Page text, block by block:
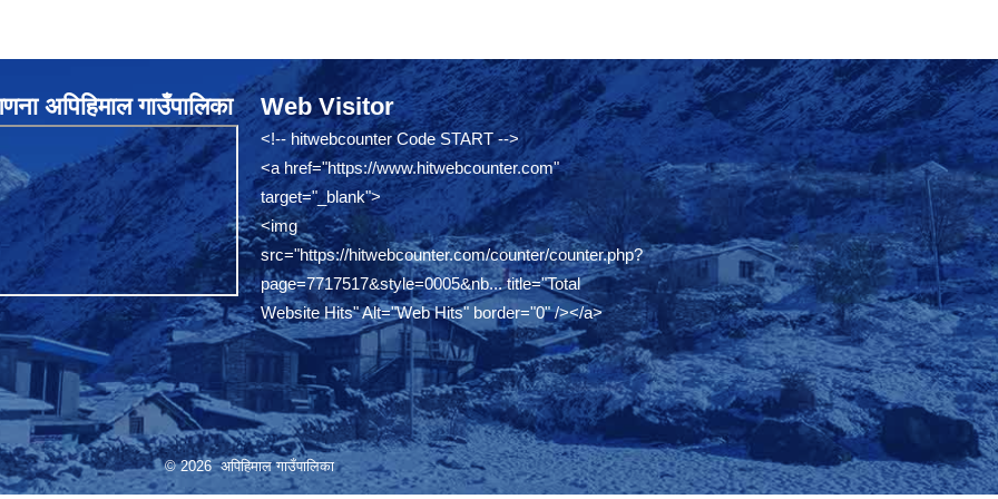
अपिहिमाल गाउँपालिका Web Visitor
<!-- hitwebcounter Code START -->
<a href="https://www.hitwebcounter.com"
target="_blank">
<img
src="https://hitwebcounter.com/counter/counter.php?
page=7717517&style=0005&nb...title="Total
Website Hits" Alt="Web Hits" border="0" /></a>
© 2026 अपिहिमाल गाउँपालिका